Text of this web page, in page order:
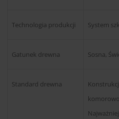
Technologia produkcji System
Gatunek drewna Sosna,
Standard drewna